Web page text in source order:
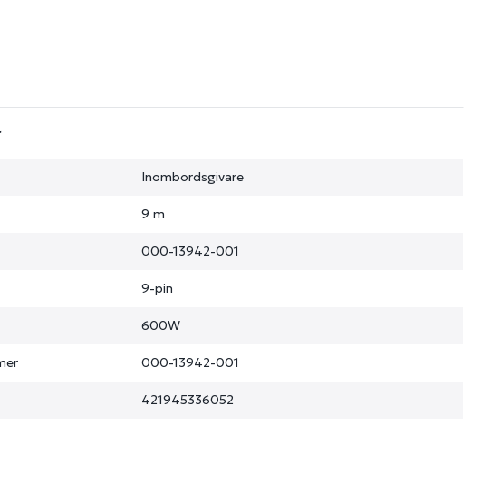
Inombordsgivare
9 m
000-13942-001
9-pin
600W
000-13942-001
421945336052